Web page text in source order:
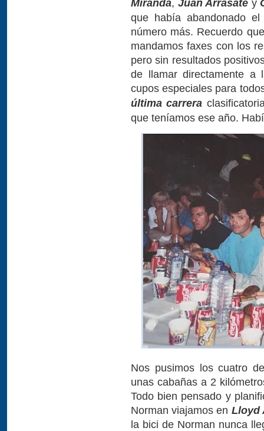
Miranda, Juan Arrasate y
que había abandonado
número más. Recuerdo
mandamos faxes con los
pero sin resultados
de llamar directamente a
cupos especiales para
última carrera
que teníamos ese año.
Nos pusimos los cuatro
unas cabañas a 2
Todo bien pensado y
Norman viajamos en Lloyd
la bici de Norman nunca